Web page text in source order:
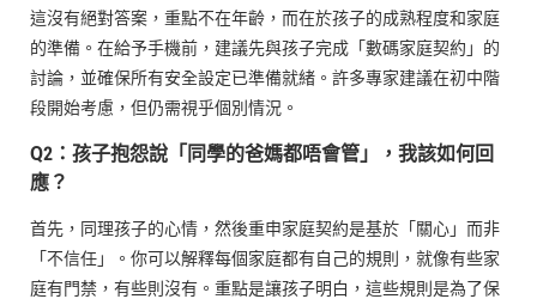
這沒有絕對答案，重點不在年齡，而在於孩子的成熟程度和家庭
的準備。在給予手機前，建議先與孩子完成「數碼家庭契約」的
討論，並確保所有安全設定已準備就緒。許多專家建議在初中階
段開始考慮，但仍需視乎個別情況。
Q2：孩子抱怨說「同學的爸媽都唔會管」，我該如何回
應？
首先，同理孩子的心情，然後重申家庭契約是基於「關心」而非
「不信任」。你可以解釋每個家庭都有自己的規則，就像有些家
庭有門禁，有些則沒有。重點是讓孩子明白，這些規則是為了保